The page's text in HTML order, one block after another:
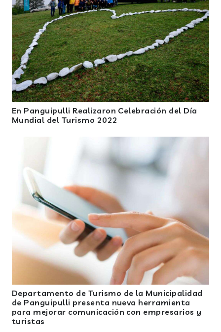
En Panguipulli Realizaron Celebración del Día
Mundial del Turismo 2022
Departamento de Turismo de la Municipalidad
de Panguipulli presenta nueva herramienta
para mejorar comunicación con empresarios y
turistas